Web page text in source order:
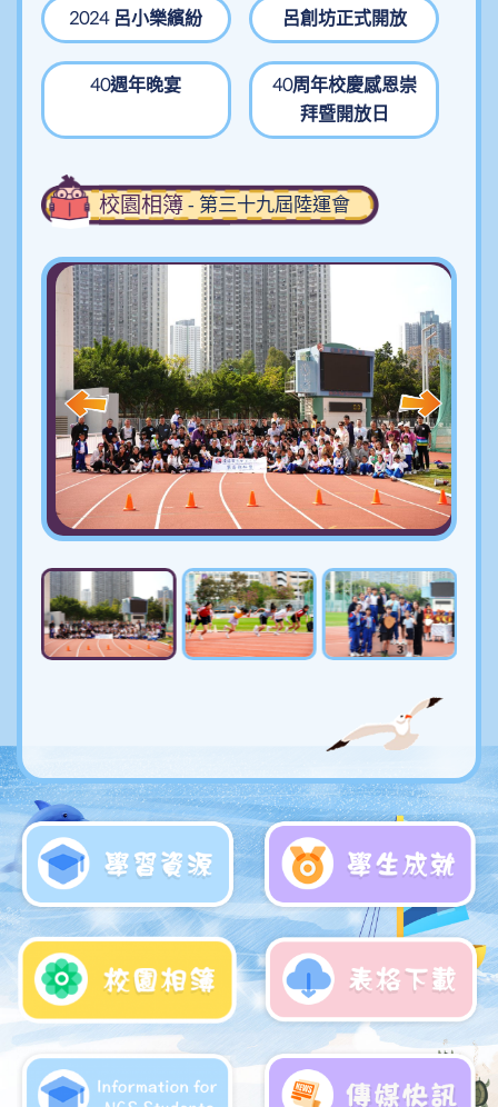
2024 呂小樂繽紛 呂創坊正式開放
40週年晚宴
40周年校慶感恩崇
拜暨開放日
校園相簿- 第三十九屆陸運會